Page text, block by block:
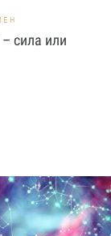
сила или